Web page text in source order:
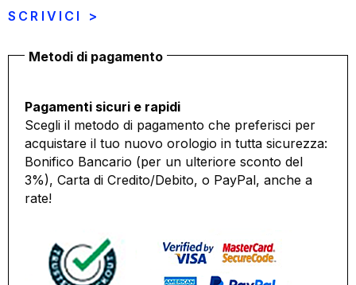
Metodi di pagamento
Pagamenti sicuri e rapidi
Scegli il metodo di pagamento che preferisci per
acquistare il tuo nuovo orologio in tutta sicurezza:
Bonifico Bancario (per un ulteriore sconto del
3%), Carta di Credito/Debito, o PayPal, anche a
rate!
SCRIVICI >